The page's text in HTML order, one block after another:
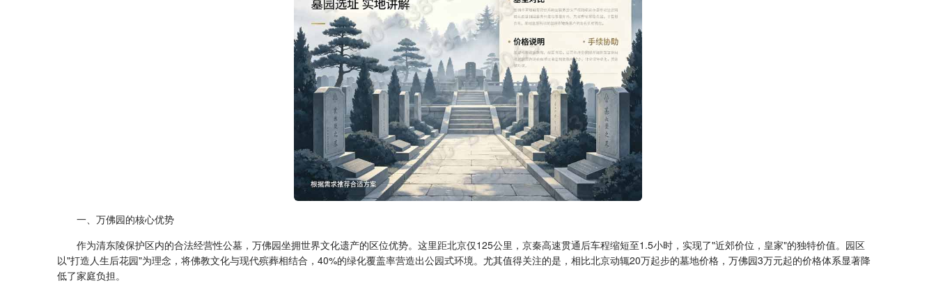
一、万佛园的核心优势
作为清东陵保护区内的合法经营性公墓，万佛园坐拥世界文化遗产的区位优势。这里距北京仅125公里，京秦高速贯通后车程缩短至1.5小时，实现了"近郊价位，皇家"的独特价值。园区
以"打造人生后花园"为理念，将佛教文化与现代殡葬相结合，40%的绿化覆盖率营造出公园式环境。尤其值得关注的是，相比北京动辄20万起步的墓地价格，万佛园3万元起的价格体系显著降
低了家庭负担。